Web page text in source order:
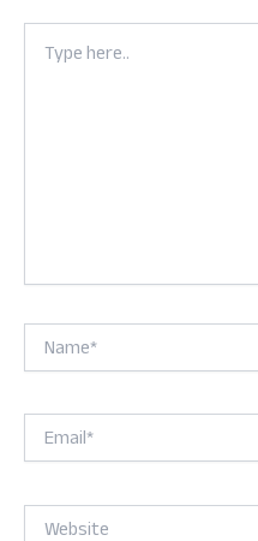
Type
here..
Name*
Email*
Website